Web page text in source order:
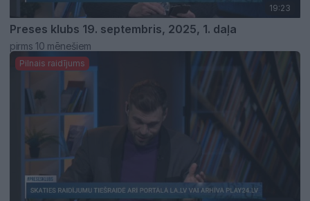
19:23
Preses klubs 19. septembris, 2025, 1. daļa
pirms 10 mēnešiem
Pilnais raidījums